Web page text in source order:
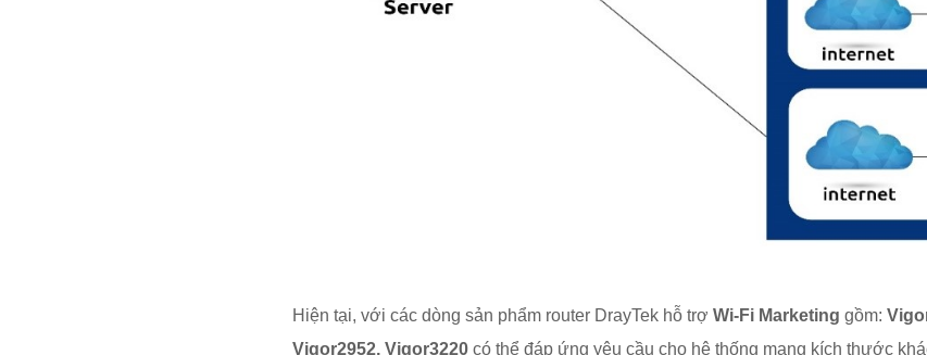
Hiện tại, với các dòng sản phẩm router DrayTek hỗ trợWi-Fi Marketing gồm:
Vigor2952, Vigor3220 có thể đáp ứng yêu cầu cho hệ thống mạng kích thước